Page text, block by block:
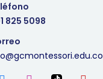
825 5098